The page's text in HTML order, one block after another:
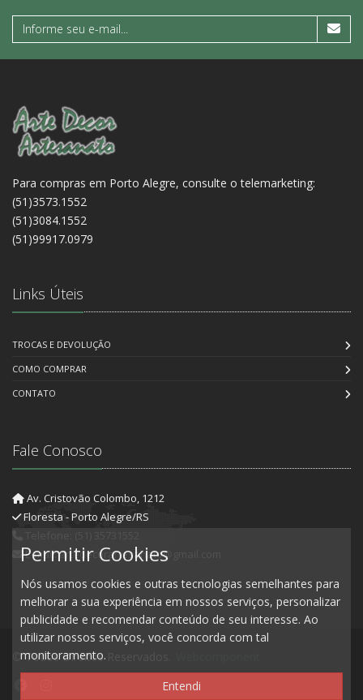
Para compras em Porto Alegre, consulte o telemarketing:
(51)3573.1552
(51)3084.1552
(51)99917.0979
Links Úteis
TROCAS E DEVOLUÇÃO
COMO COMPRAR
CONTATO
Fale Conosco
Av. Cristovão Colombo, 1212
Floresta - Porto Alegre/RS
E-mail: artedecorartesanato@gmail.com
© Todos Direitos Reservados.
Permitir Cookies
Nós usamos cookies e outras tecnologias semelhantes para
melhorar a sua experiência em nossos serviços, personalizar
publicidade e recomendar conteúdo de seu interesse. Ao
utilizar nossos serviços, você concorda com tal
monitoramento.
Entendi